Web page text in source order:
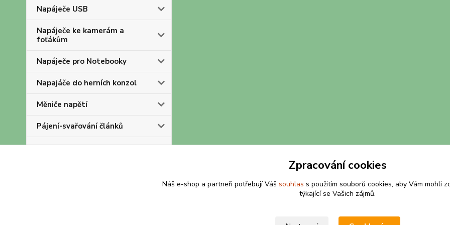
Napáječe USB
Napáječe ke kamerám a
foťákům
Napáječe pro Notebooky
Napajáče do herních konzol
Měniče napětí
Pájení-svařování článků
OLD
Zpracování cookies
Náš e-shop a partneři potřebují Váš souhlas s použitím souborů cookies, aby Vám mohli
týkající se Vašich zájmů.